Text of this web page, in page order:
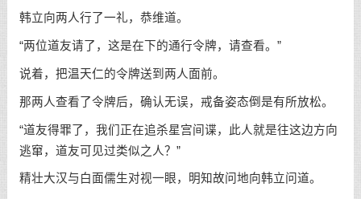
韩立向两人行了一礼，恭维道。
“两位道友请了，这是在下的通行令牌，请查看。”
说着，把温天仁的令牌送到两人面前。
那两人查看了令牌后，确认无误，戒备姿态倒是有所放松。
“道友得罪了，我们正在追杀星宫间谍，此人就是往这边方向
逃窜，道友可见过类似之人？”
精壮大汉与白面儒生对视一眼，明知故问地向韩立问道。